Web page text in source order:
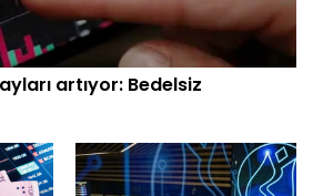
artıyor: Bedelsiz